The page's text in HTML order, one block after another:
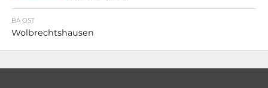
BA OST
Wolbrechtshausen